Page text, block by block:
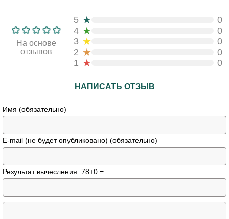
На основе
отзывов
5 ★
0
4 ★
0
3 ★
0
2 ★
0
1 ★ 0
НАПИСАТЬ ОТЗЫВ
Имя (обязательно)
E-mail (не будет опубликовано) (обязательно)
Результат вычесления: 78+0 =